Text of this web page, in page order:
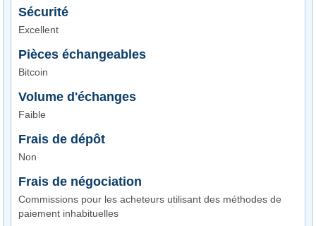
Sécurité
Excellent
Pièces échangeables
Bitcoin
Volume d'échanges
Faible
Frais de dépôt
Non
Frais de négociation
Commissions pour les acheteurs utilisant des méthodes de
paiement inhabituelles